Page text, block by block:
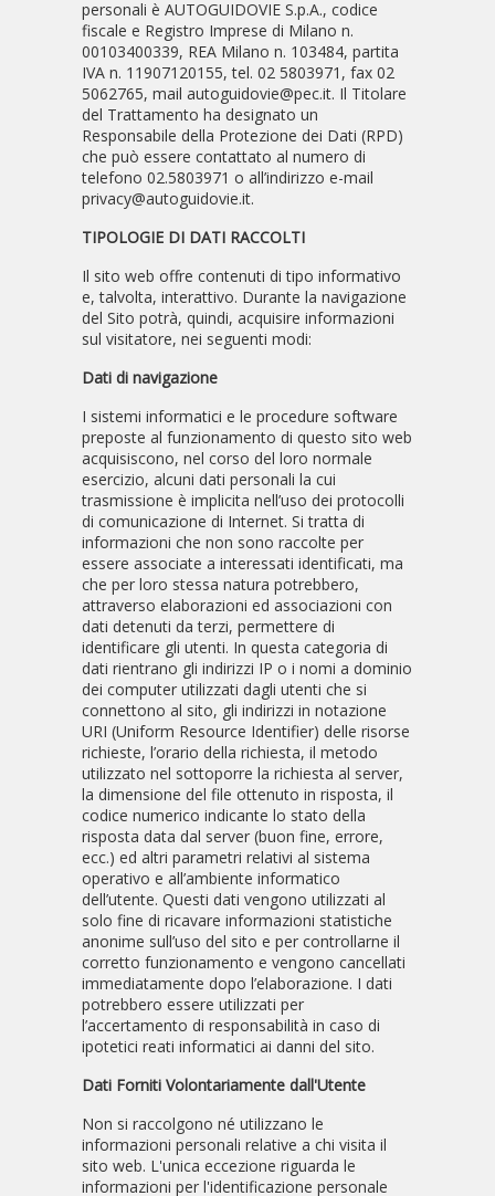
personali è AUTOGUIDOVIE S.p.A., codice
fiscale e Registro Imprese di Milano n.
00103400339, REA Milano n. 103484, partita
IVA n. 11907120155, tel. 02 5803971, fax 02
5062765, mail autoguidovie@pec.it. Il Titolare
del Trattamento ha designato un
Responsabile della Protezione dei Dati (RPD)
che può essere contattato al numero di
telefono 02.5803971 o all’indirizzo e-mail
privacy@autoguidovie.it.
TIPOLOGIE DI DATI RACCOLTI
Il sito web offre contenuti di tipo informativo
e, talvolta, interattivo. Durante la navigazione
del Sito potrà, quindi, acquisire informazioni
sul visitatore, nei seguenti modi:
Dati di navigazione
I sistemi informatici e le procedure software
preposte al funzionamento di questo sito web
acquisiscono, nel corso del loro normale
esercizio, alcuni dati personali la cui
trasmissione è implicita nell’uso dei protocolli
di comunicazione di Internet. Si tratta di
informazioni che non sono raccolte per
essere associate a interessati identificati, ma
che per loro stessa natura potrebbero,
attraverso elaborazioni ed associazioni con
dati detenuti da terzi, permettere di
identificare gli utenti. In questa categoria di
dati rientrano gli indirizzi IP o i nomi a dominio
dei computer utilizzati dagli utenti che si
connettono al sito, gli indirizzi in notazione
URI (Uniform Resource Identifier) delle risorse
richieste, l’orario della richiesta, il metodo
utilizzato nel sottoporre la richiesta al server,
la dimensione del file ottenuto in risposta, il
codice numerico indicante lo stato della
risposta data dal server (buon fine, errore,
ecc.) ed altri parametri relativi al sistema
operativo e all’ambiente informatico
dell’utente. Questi dati vengono utilizzati al
solo fine di ricavare informazioni statistiche
anonime sull’uso del sito e per controllarne il
corretto funzionamento e vengono cancellati
immediatamente dopo l’elaborazione. I dati
potrebbero essere utilizzati per
l’accertamento di responsabilità in caso di
ipotetici reati informatici ai danni del sito.
Dati Forniti Volontariamente dall'Utente
Non si raccolgono né utilizzano le
informazioni personali relative a chi visita il
sito web. L'unica eccezione riguarda le
informazioni per l'identificazione personale